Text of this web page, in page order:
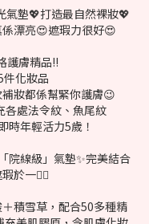
氣墊💖打造最自然裸妝💖
漂亮😍遮瑕力很好😍
護膚精品‼
件化妝品
妝都係幫緊你護膚😉
各處法令紋、魚尾紋
時年輕活力5歲！
院線級」氣墊✨完美結合
於一身🏻
積雪草，配合50多種精